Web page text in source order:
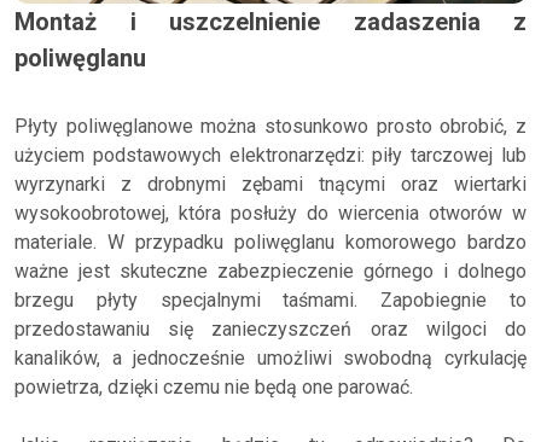
Montaż i uszczelnienie zadaszenia z
poliwęglanu
Płyty poliwęglanowe można stosunkowo prosto obrobić, z
użyciem podstawowych elektronarzędzi: piły tarczowej lub
wyrzynarki z drobnymi zębami tnącymi oraz wiertarki
wysokoobrotowej, która posłuży do wiercenia otworów w
materiale. W przypadku poliwęglanu komorowego bardzo
ważne jest skuteczne zabezpieczenie górnego i dolnego
brzegu płyty specjalnymi taśmami. Zapobiegnie to
przedostawaniu się zanieczyszczeń oraz wilgoci do
kanalików, a jednocześnie umożliwi swobodną cyrkulację
powietrza, dzięki czemu nie będą one parować.